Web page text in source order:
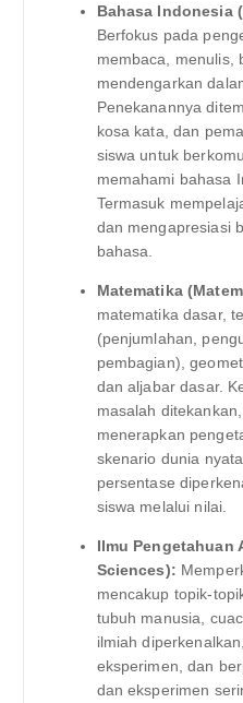
Bahasa Indonesia
Berfokus pada
membaca, menulis,
mendengarkan
Penekanannya
kosa kata, dan
siswa untuk
memahami bahasa
Termasuk
dan mengapresiasi
bahasa.
Matematika
matematika dasar,
(penjumlahan,
pembagian),
dan aljabar dasar.
masalah
menerapkan
skenario dunia
persentase
siswa melalui nilai.
Ilmu Pengetahuan
Sciences):
mencakup topik-
tubuh manusia,
ilmiah
eksperimen, dan
dan eksperimen